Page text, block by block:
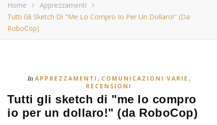
Home
Apprezzamenti
Tutti Gli Sketch Di "me Lo Compro Io Per Un Dollaro!" (da
RoboCop)
In APPREZZAMENTI , COMUNICAZIONI VARIE ,
RECENSIONI
Tutti gli sketch di "me lo compro
io per un dollaro!" (da RoboCop)